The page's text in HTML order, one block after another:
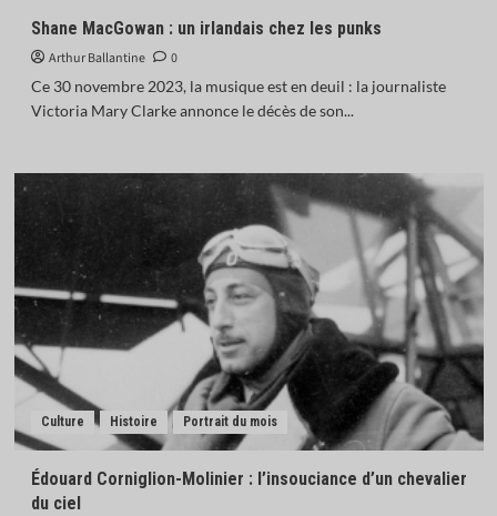
Shane MacGowan : un irlandais chez les punks
Arthur Ballantine
0
Ce 30 novembre 2023, la musique est en deuil : la journaliste
Victoria Mary Clarke annonce le décès de son...
Culture Histoire Portrait du mois
Édouard Corniglion-Molinier : l’insouciance d’un chevalier
du ciel